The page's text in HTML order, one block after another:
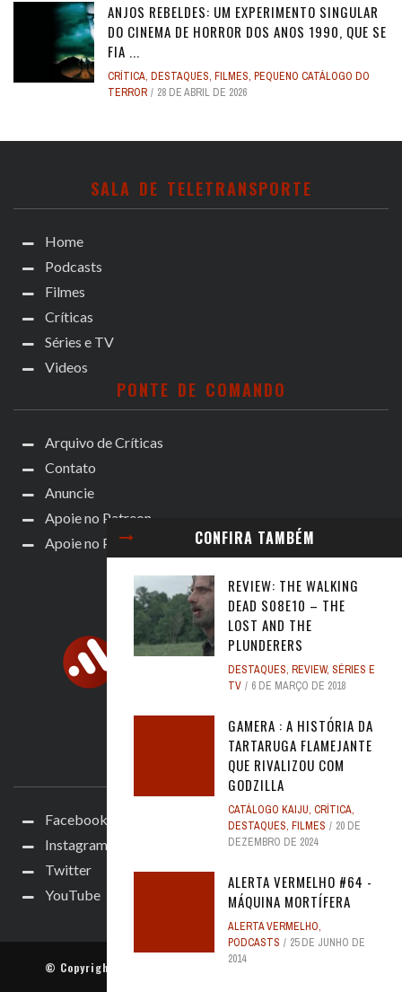
CONFIRA TAMBÉM
REVIEW: THE WALKING
DEAD S08E10 – THE
LOST AND THE
PLUNDERERS
DESTAQUES, REVIEW, SÉRIES E
TV
6 DE MARÇO DE 2018
GAMERA : A HISTÓRIA DA
TARTARUGA FLAMEJANTE
QUE RIVALIZOU COM
GODZILLA
CATÁLOGO KAIJU, CRÍTICA,
DESTAQUES, FILMES
20 DE
DEZEMBRO DE 2024
ALERTA VERMELHO #64 -
MÁQUINA MORTÍFERA
ALERTA VERMELHO,
PODCASTS
25 DE JUNHO DE
2014
ANJOS REBELDES: UM EXPERIMENTO SINGULAR
DO CINEMA DE HORROR DOS ANOS 1990, QUE SE
FIA ...
CRÍTICA, DESTAQUES, FILMES, PEQUENO CATÁLOGO DO
TERROR
28 DE ABRIL DE 2026
SALA DE TELETRANSPORTE
Home
Podcasts
Filmes
Críticas
Séries e TV
Videos
PONTE DE COMANDO
Arquivo de Críticas
Contato
Anuncie
Apoie no Patreon
Apoie no Padrim!
ACOMPANHE
Facebook
Instagram
Twitter
YouTube
© Copyright . Todos os direitos reservados.